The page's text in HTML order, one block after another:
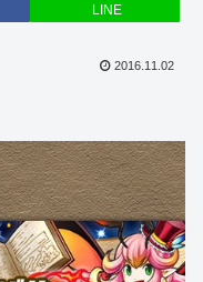
LINE
2016.11.02